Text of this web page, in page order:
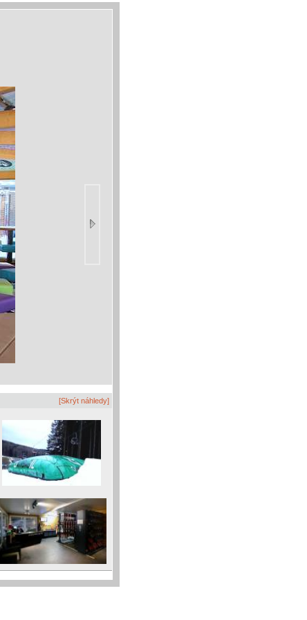
[Skrýt náhledy]